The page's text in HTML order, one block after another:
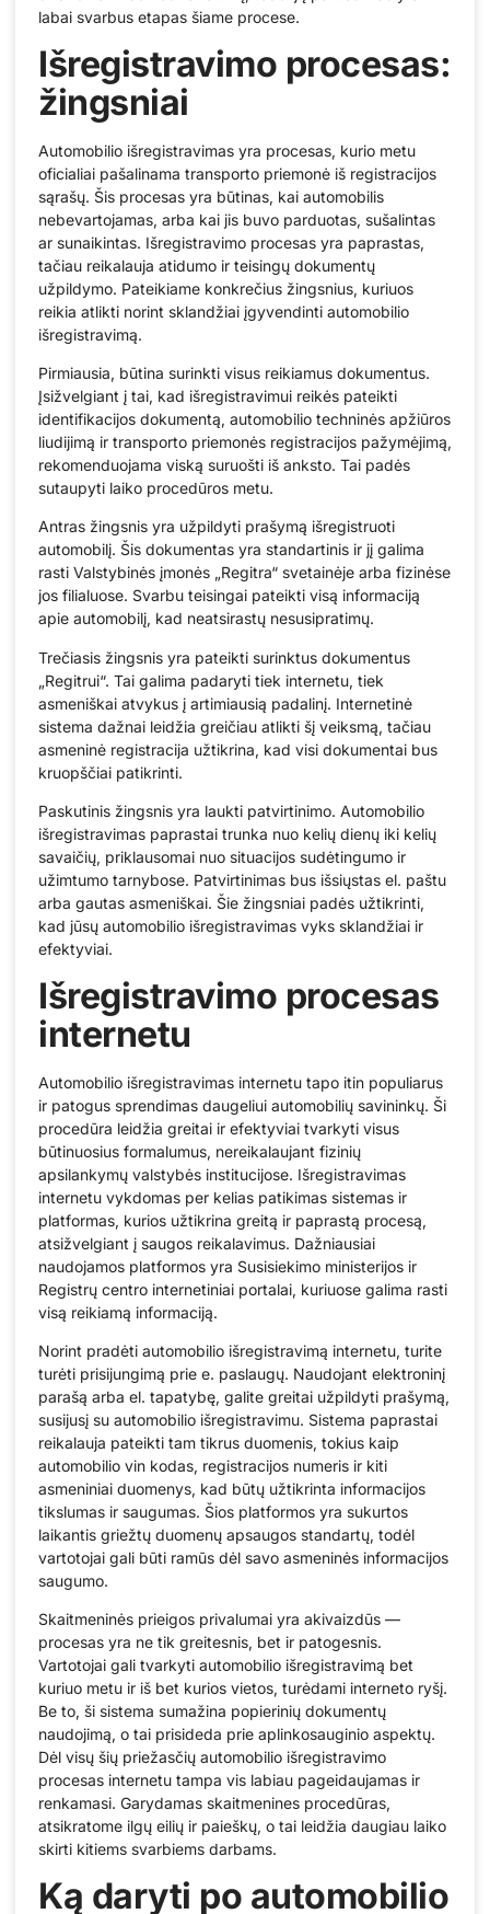
labai svarbus etapas šiame procese.
Išregistravimo procesas:
žingsniai
Automobilio išregistravimas yra procesas, kurio metu
oficialiai pašalinama transporto priemonė iš registracijos
sąrašų. Šis procesas yra būtinas, kai automobilis
nebevartojamas, arba kai jis buvo parduotas, sušalintas
ar sunaikintas. Išregistravimo procesas yra paprastas,
tačiau reikalauja atidumo ir teisingų dokumentų
užpildymo. Pateikiame konkrečius žingsnius, kuriuos
reikia atlikti norint sklandžiai įgyvendinti automobilio
išregistravimą.
Pirmiausia, būtina surinkti visus reikiamus dokumentus.
Įsižvelgiant į tai, kad išregistravimui reikės pateikti
identifikacijos dokumentą, automobilio techninės apžiūros
liudijimą ir transporto priemonės registracijos pažymėjimą,
rekomenduojama viską suruošti iš anksto. Tai padės
sutaupyti laiko procedūros metu.
Antras žingsnis yra užpildyti prašymą išregistruoti
automobilį. Šis dokumentas yra standartinis ir jį galima
rasti Valstybinės įmonės „Regitra“ svetainėje arba fizinėse
jos filialuose. Svarbu teisingai pateikti visą informaciją
apie automobilį, kad neatsirastų nesusipratimų.
Trečiasis žingsnis yra pateikti surinktus dokumentus
„Regitrui“. Tai galima padaryti tiek internetu, tiek
asmeniškai atvykus į artimiausią padalinį. Internetinė
sistema dažnai leidžia greičiau atlikti šį veiksmą, tačiau
asmeninė registracija užtikrina, kad visi dokumentai bus
kruopščiai patikrinti.
Paskutinis žingsnis yra laukti patvirtinimo. Automobilio
išregistravimas paprastai trunka nuo kelių dienų iki kelių
savaičių, priklausomai nuo situacijos sudėtingumo ir
užimtumo tarnybose. Patvirtinimas bus išsiųstas el. paštu
arba gautas asmeniškai. Šie žingsniai padės užtikrinti,
kad jūsų automobilio išregistravimas vyks sklandžiai ir
efektyviai.
Išregistravimo procesas
internetu
Automobilio išregistravimas internetu tapo itin populiarus
ir patogus sprendimas daugeliui automobilių savininkų. Ši
procedūra leidžia greitai ir efektyviai tvarkyti visus
būtinuosius formalumus, nereikalaujant fizinių
apsilankymų valstybės institucijose. Išregistravimas
internetu vykdomas per kelias patikimas sistemas ir
platformas, kurios užtikrina greitą ir paprastą procesą,
atsižvelgiant į saugos reikalavimus. Dažniausiai
naudojamos platformos yra Susisiekimo ministerijos ir
Registrų centro internetiniai portalai, kuriuose galima rasti
visą reikiamą informaciją.
Norint pradėti automobilio išregistravimą internetu, turite
turėti prisijungimą prie e. paslaugų. Naudojant elektroninį
parašą arba el. tapatybę, galite greitai užpildyti prašymą,
susijusį su automobilio išregistravimu. Sistema paprastai
reikalauja pateikti tam tikrus duomenis, tokius kaip
automobilio vin kodas, registracijos numeris ir kiti
asmeniniai duomenys, kad būtų užtikrinta informacijos
tikslumas ir saugumas. Šios platformos yra sukurtos
laikantis griežtų duomenų apsaugos standartų, todėl
vartotojai gali būti ramūs dėl savo asmeninės informacijos
saugumo.
Skaitmeninės prieigos privalumai yra akivaizdūs —
procesas yra ne tik greitesnis, bet ir patogesnis.
Vartotojai gali tvarkyti automobilio išregistravimą bet
kuriuo metu ir iš bet kurios vietos, turėdami interneto ryšį.
Be to, ši sistema sumažina popierinių dokumentų
naudojimą, o tai prisideda prie aplinkosauginio aspektų.
Dėl visų šių priežasčių automobilio išregistravimo
procesas internetu tampa vis labiau pageidaujamas ir
renkamasi. Garydamas skaitmenines procedūras,
atsikratome ilgų eilių ir paieškų, o tai leidžia daugiau laiko
skirti kitiems svarbiems darbams.
Ką daryti po automobilio